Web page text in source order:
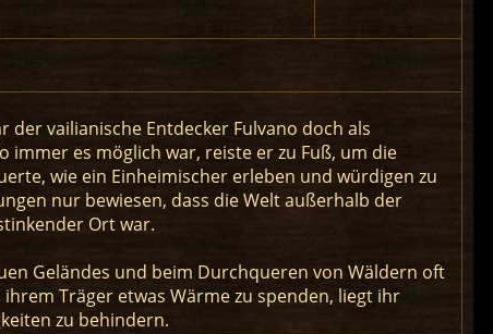
vailianische Entdecker Fulvano doch als
immer es möglich war, reiste er zu Fuß, um die
wie ein Einheimischer erleben und würdigen zu
nur bewiesen, dass die Welt außerhalb der
Ort war.
Geländes und beim Durchqueren von Wäldern oft
Träger etwas Wärme zu spenden, liegt ihr
zu behindern.